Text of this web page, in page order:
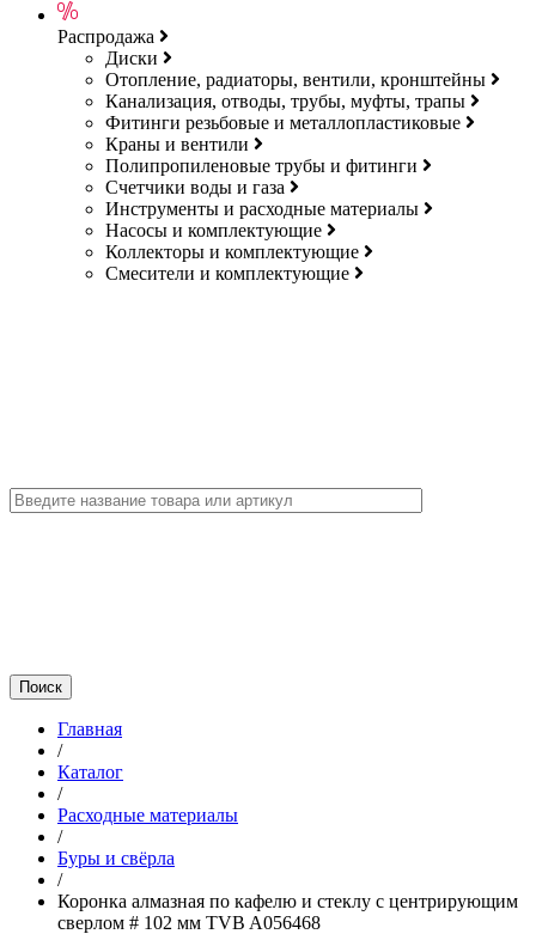
Распродажа
Диски
Отопление, радиаторы, вентили, кронштейны
Канализация, отводы, трубы, муфты, трапы
Фитинги резьбовые и металлопластиковые
Краны и вентили
Полипропиленовые трубы и фитинги
Счетчики воды и газа
Инструменты и расходные материалы
Насосы и комплектующие
Коллекторы и комплектующие
Смесители и комплектующие
Главная
/
Каталог
/
Расходные материалы
/
Буры и свёрла
/
Коронка алмазная по кафелю и стеклу с центрирующим
сверлом # 102 мм TVB A056468